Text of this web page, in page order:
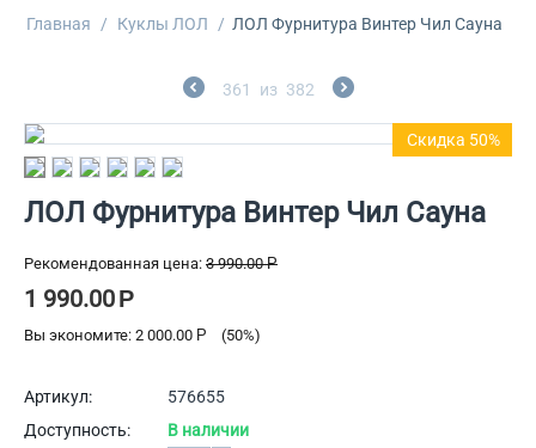
Главная / Куклы ЛОЛ / ЛОЛ Фурнитура Винтер Чил Сауна
361 из 382
Скидка 50%
ЛОЛ Фурнитура Винтер Чил Сауна
Рекомендованная цена: 3 990.00 Р
1 990.00Р
Вы экономите: 2 000.00 Р (50%)
Артикул:
576655
Доступность:
В наличии